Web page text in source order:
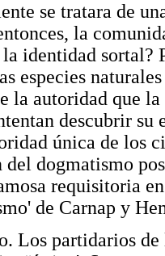
se tratara de
la
la identidad
especies
la autoridad que
descubrir su
única de los
del dogmatismo
requisitoria
de Carnap y
Los partidarios